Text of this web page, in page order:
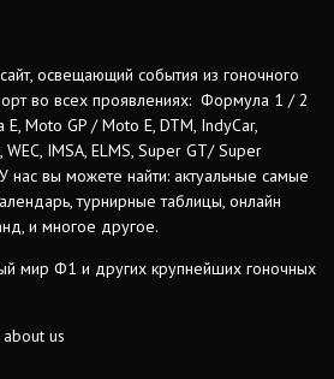
освещающий события из гоночного
во всех проявлениях: Формула 1 / 2
Moto GP / Moto E, DTM, IndyCar,
WEC, IMSA, ELMS, Super GT/ Super
нас вы можете найти: актуальные самые
турнирные таблицы, онлайн
и многое другое.
мир Ф1 и других крупнейших гоночных
us